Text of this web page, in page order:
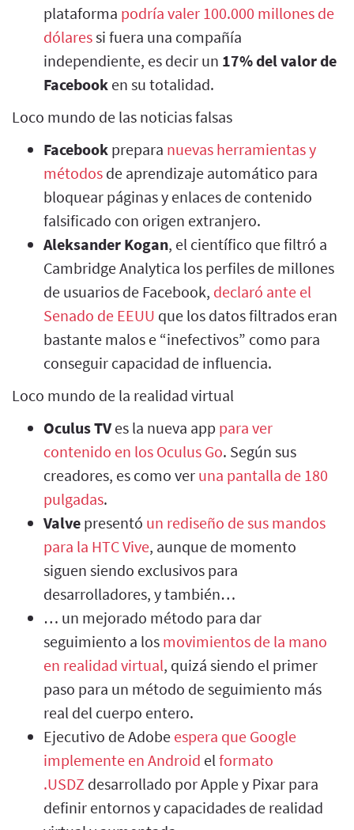
plataforma podría valer 100.000 millones de
dólaressi fuera una compañía
independiente, es decir un 17% del valor de
Facebook en su totalidad.
Loco mundo de las noticias falsas
Facebook prepara nuevas herramientas y
métodos de aprendizaje automático para
bloquear páginas y enlaces de contenido
falsificado con origen extranjero.
Aleksander Kogan, el científico que filtró a
Cambridge Analytica los perfiles de millones
de usuarios de Facebook, declaró ante el
Senado de EEUU que los datos filtrados eran
bastante malos e “inefectivos” como para
conseguir capacidad de influencia.
Loco mundo de la realidad virtual
Oculus TVes la nueva app para ver
contenido en los Oculus Go. Según sus
creadores, es como ver una pantalla de 180
pulgadas.
Valve presentó un rediseño de sus mandos
para la HTC Vive, aunque de momento
siguen siendo exclusivos para
desarrolladores, y también…
… un mejorado método para dar
seguimiento a los movimientos de la mano
en realidad virtual, quizá siendo el primer
paso para un método de seguimiento más
real del cuerpo entero.
Ejecutivo de Adobe espera que Google
implemente en Android el formato
.USDZ desarrollado por Apple y Pixar para
definir entornos y capacidades de realidad